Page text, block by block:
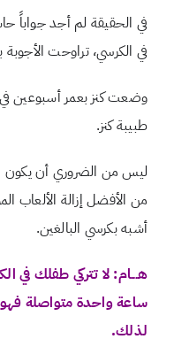
في الحقيقة لم أجد جواباً
في الكرسي، تراوحت
وضعت كنز بعمر أسبوعين في
طبيبة كنز.
ليس من الضروري أن يكون
من الأفضل إزالة الألعاب
أشبه بكرسي البالغين.
هـــام: لا تتركي طفلك في
ساعة واحدة متواصلة
لذلك.